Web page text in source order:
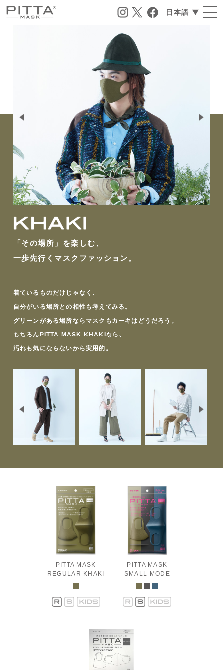
日本語 ▼
「その場所」を楽しむ、
一歩先行くマスクファッション。
着ているものだけじゃなく、
自分がいる場所との相性も考えてみる。
グリーンがある場所ならマスクもカーキはどうだろう。
もちろんPITTA MASK KHAKIなら、
汚れも気にならないから実用的。
PITTA MASK
REGULAR KHAKI
PITTA MASK
SMALL MODE